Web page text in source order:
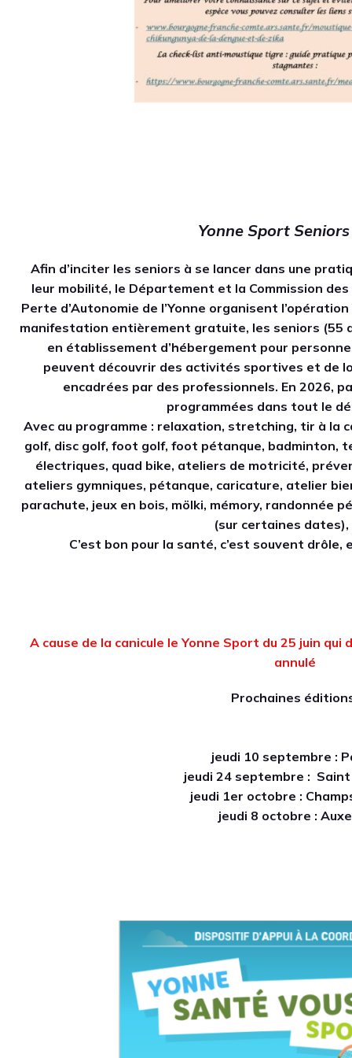
Yonne Sport
Afin d’inciter les seniors à se lancer dans une
leur mobilité, le Département et la Commission
Perte d’Autonomie de l’Yonne organisent
manifestation entièrement gratuite, les seniors (55
en établissement d’hébergement pour
peuvent découvrir des activités sportives et de
encadrées par des professionnels. En 2026,
programmées dans tout le
Avec au programme : relaxation, stretching, tir à la
golf, disc golf, foot golf, foot pétanque, badminton,
électriques, quad bike, ateliers de motricité,
ateliers gymniques, pétanque, caricature, atelier
parachute, jeux en bois, mölki, mémory, randonnée
(sur certaines dates),
C’est bon pour la santé, c’est souvent
A cause de la canicule le Yonne Sport du 25 juin
annulé
Prochaines
jeudi 10 septembre :
jeudi 24 septembre :
jeudi 1er octobre :
jeudi 8 octobre :